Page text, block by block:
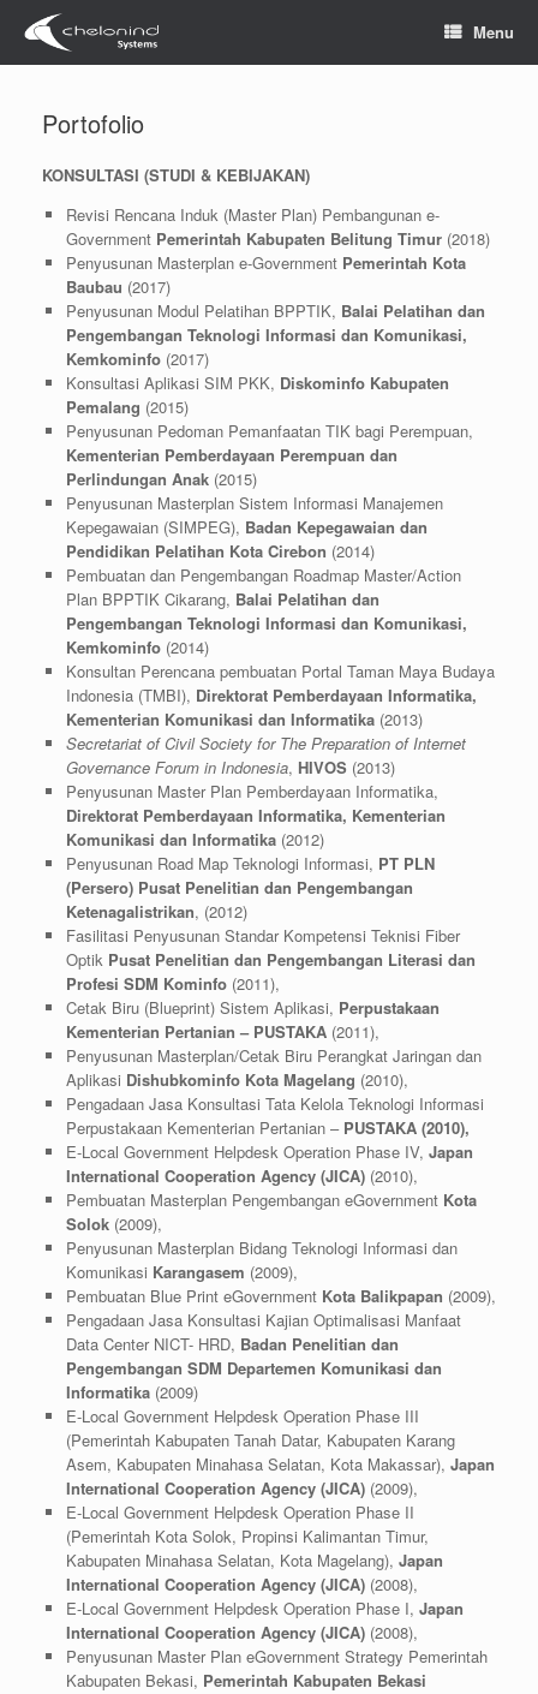
Menu
Portofolio
KONSULTASI (STUDI & KEBIJAKAN)
Revisi Rencana Induk (Master Plan) Pembangunan e-
Government Pemerintah Kabupaten Belitung Timur(2018)
Penyusunan Masterplan e-Government Pemerintah Kota
Baubau (2017)
Penyusunan Modul Pelatihan BPPTIK, Balai Pelatihan dan
Pengembangan Teknologi Informasi dan Komunikasi,
Kemkominfo(2017)
Konsultasi Aplikasi SIM PKK, Diskominfo Kabupaten
Pemalang (2015)
Penyusunan Pedoman Pemanfaatan TIK bagi Perempuan,
Kementerian Pemberdayaan Perempuan dan
Perlindungan Anak(2015)
Penyusunan Masterplan Sistem Informasi Manajemen
Kepegawaian (SIMPEG), Badan Kepegawaian dan
Pendidikan Pelatihan Kota Cirebon (2014)
Pembuatan dan Pengembangan Roadmap Master/Action
Plan BPPTIK Cikarang, Balai Pelatihan dan
Pengembangan Teknologi Informasi dan Komunikasi,
Kemkominfo (2014)
Konsultan Perencana pembuatan Portal Taman Maya Budaya
Indonesia (TMBI), Direktorat Pemberdayaan Informatika,
Kementerian Komunikasi dan Informatika(2013)
Secretariat of Civil Society for The Preparation of Internet
Governance Forum in Indonesia, HIVOS (2013)
Penyusunan Master Plan Pemberdayaan Informatika,
Direktorat Pemberdayaan Informatika, Kementerian
Komunikasi dan Informatika(2012)
Penyusunan Road Map Teknologi Informasi, PT PLN
(Persero) Pusat Penelitian dan Pengembangan
Ketenagalistrikan, (2012)
Fasilitasi Penyusunan Standar Kompetensi Teknisi Fiber
Optik Pusat Penelitian dan Pengembangan Literasi dan
Profesi SDM Kominfo(2011),
Cetak Biru (Blueprint) Sistem Aplikasi, Perpustakaan
Kementerian Pertanian – PUSTAKA(2011),
Penyusunan Masterplan/Cetak Biru Perangkat Jaringan dan
Aplikasi Dishubkominfo Kota Magelang (2010),
Pengadaan Jasa Konsultasi Tata Kelola Teknologi Informasi
Perpustakaan Kementerian Pertanian – PUSTAKA (2010),
E-Local Government Helpdesk Operation Phase IV, Japan
International Cooperation Agency (JICA)(2010),
Pembuatan Masterplan Pengembangan eGovernment Kota
Solok(2009),
Penyusunan Masterplan Bidang Teknologi Informasi dan
Komunikasi Karangasem (2009),
Pembuatan Blue Print eGovernment Kota Balikpapan (2009),
Pengadaan Jasa Konsultasi Kajian Optimalisasi Manfaat
Data Center NICT- HRD, Badan Penelitian dan
Pengembangan SDM Departemen Komunikasi dan
Informatika(2009)
E-Local Government Helpdesk Operation Phase III
(Pemerintah Kabupaten Tanah Datar, Kabupaten Karang
Asem, Kabupaten Minahasa Selatan, Kota Makassar), Japan
International Cooperation Agency (JICA)(2009),
E-Local Government Helpdesk Operation Phase II
(Pemerintah Kota Solok, Propinsi Kalimantan Timur,
Kabupaten Minahasa Selatan, Kota Magelang), Japan
International Cooperation Agency (JICA)(2008),
E-Local Government Helpdesk Operation Phase I, Japan
International Cooperation Agency (JICA)(2008),
Penyusunan Master Plan eGovernment Strategy Pemerintah
Kabupaten Bekasi, Pemerintah Kabupaten Bekasi